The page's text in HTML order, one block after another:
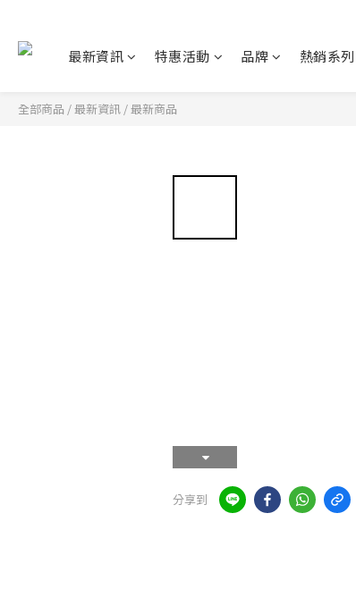
最新資訊 特惠活動 品牌 熱銷系列
全部商品 /最新資訊 /最新商品
分享到